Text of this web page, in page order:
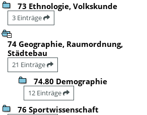
73 Ethnologie, Volkskunde
3 Einträge
74 Geographie, Raumordnung,
Städtebau
21 Einträge
74.80 Demographie
12 Einträge
76 Sportwissenschaft